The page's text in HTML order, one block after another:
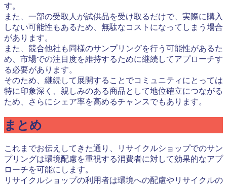
す。
また、一部の受取人が試供品を受け取るだけで、実際に購入
しない可能性もあるため、無駄なコストになってしまう場合
があります。
また、競合他社も同様のサンプリングを行う可能性があるた
め、市場での注目度を維持するために継続してアプローチす
る必要があります。
そのため、継続して展開することでコミュニティにとっては
特に印象深く、親しみのある商品として地位確立につながる
ため、さらにシェア率を高めるチャンスでもあります。
まとめ
これまでお伝えしてきた通り、リサイクルショップでのサン
プリングは環境配慮を重視する消費者に対して効果的なアプ
ローチを可能にします。
リサイクルショップの利用者は環境への配慮やリサイクルの